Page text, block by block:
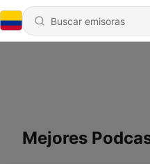
Mejores